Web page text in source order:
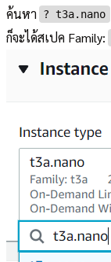
ค้นหา ?︎ t3a.nano
ก็จะได้สเปค Family: